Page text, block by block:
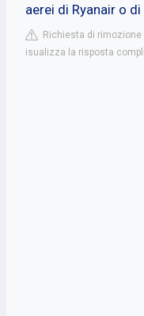
aerei di Ryanair o
Richiesta di
isualizza la risposta